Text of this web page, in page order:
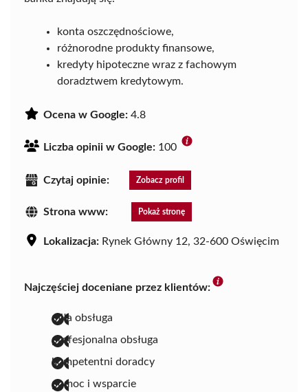
konta oszczędnościowe,
różnorodne produkty finansowe,
kredyty hipoteczne wraz z fachowym
doradztwem kredytowym.
Ocena w Google: 4.8
Liczba opinii w Google: 100
Czytaj opinie: Zobacz profil
Strona www: Pokaż stronę
Lokalizacja: Rynek Główny 12, 32-600 Oświęcim
Najczęściej doceniane przez klientów:
miła obsługa
profesjonalna obsługa
kompetentni doradcy
pomoc i wsparcie